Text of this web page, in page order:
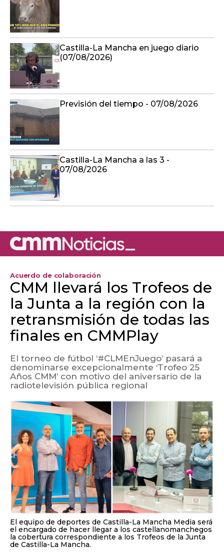
Castilla-La Mancha en juego diario
(07/08/2026)
Previsión del tiempo - 07/08/2026
Castilla-La Mancha a las 3 -
07/08/2026
Acuerdo de colaboración
CMM llevará los Trofeos de
la Junta a la región con la
retransmisión de todas las
finales en CMMPlay
El torneo de fútbol ‘#CLMEnJuego’ pasará a
denominarse excepcionalmente ‘Trofeo 25
Años CMM’ con motivo del aniversario de la
radiotelevisión pública regional
El equipo de deportes de Castilla-La Mancha Media será
el encargado de hacer llegar a los castellanomanchegos
la cobertura correspondiente a los Trofeos de la Junta
de Castilla-La Mancha.